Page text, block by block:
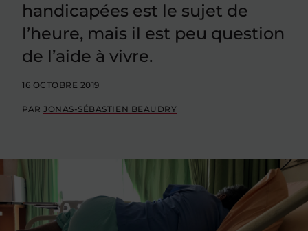
handicapées est le sujet de
l’heure, mais il est peu question
de l’aide à vivre.
16 OCTOBRE 2019
PARJONAS-SÉBASTIEN BEAUDRY